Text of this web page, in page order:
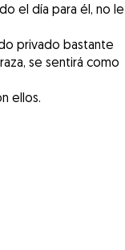
el día para él, no le
privado bastante
se sentirá como
ellos.